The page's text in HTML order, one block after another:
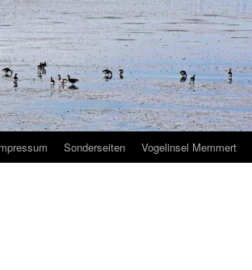
Sonderseiten Vogelinsel Memmert